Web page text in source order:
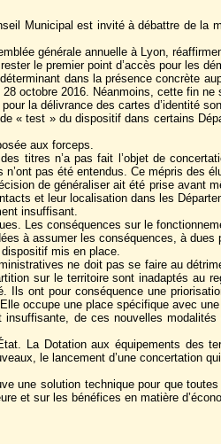
Municipal est invité à débattre de la
générale annuelle à Lyon,
le premier point d’accès pour les
dans la présence concrète
octobre 2016. Néanmoins, cette fin
la délivrance des cartes d’identité
« test » du dispositif dans certains
aux forceps.
titres n’a pas fait l’objet de
pas été entendus. Ce mépris des
de généraliser ait été prise
et leur localisation dans les
insuffisant.
Les conséquences sur le
à assumer les conséquences, à
mis en place.
ne doit pas se faire au
sur le territoire sont inadaptés au
Ils ont pour conséquence une
occupe une place spécifique avec
insuffisante, de ces nouvelles
La Dotation aux équipements des
le lancement d’une
une solution technique pour que
et sur les bénéfices en matière